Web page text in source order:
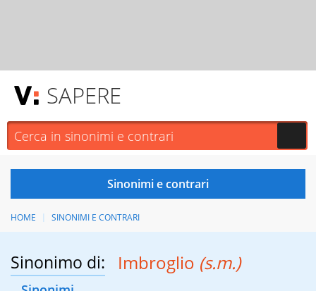
SAPERE
HOME SINONIMI E CONTRARI
Sinonimo di: Imbroglio (s.m.)